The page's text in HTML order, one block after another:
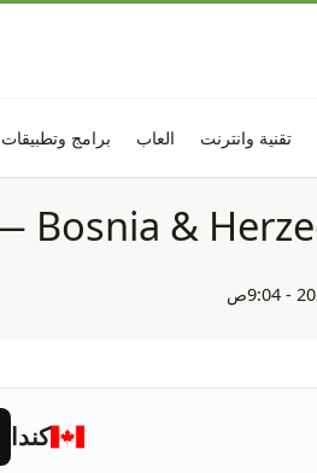
تقنية وانترنت العاب برامج وتطبيقات
كندا